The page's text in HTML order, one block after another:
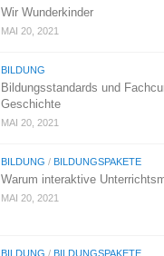
Wir Wunderkinder
MAI 20, 2021
BILDUNG
Bildungsstandards und
Geschichte
MAI 20, 2021
BILDUNG / BILDUNGSPAKETE
Warum interaktive
MAI 20, 2021
BILDUNG / BILDUNGSPAKETE